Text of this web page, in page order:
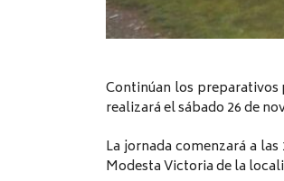
Continúan los preparativos
realizará el sábado 26 de
La jornada comenzará a
Modesta Victoria de la